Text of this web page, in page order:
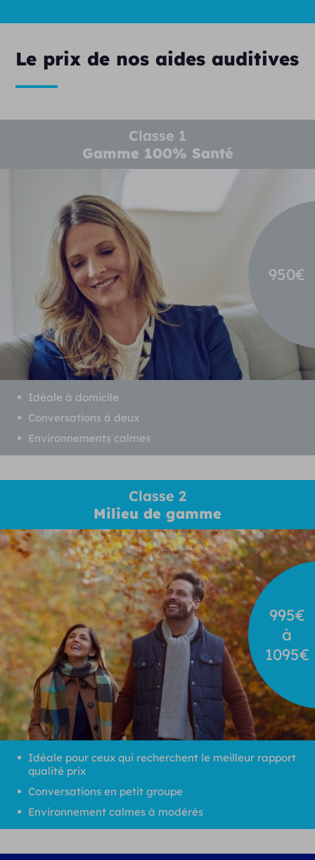
Le prix de nos aides auditives
Classe 1
Gamme 100% Santé
950€
Idéale à domicile
Conversations à deux
Environnements calmes
Classe 2
Milieu de gamme
995€
à
1095€
Idéale pour ceux qui recherchent le meilleur rapport
qualité prix
Conversations en petit groupe
Environnement calmes à modérés